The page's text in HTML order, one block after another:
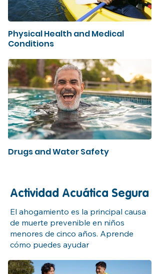
Physical Health and Medical
Conditions
Drugs and Water Safety
Actividad Acuática Segura
El ahogamiento es la principal causa
de muerte prevenible en niños
menores de cinco años. Aprende
cómo puedes ayudar